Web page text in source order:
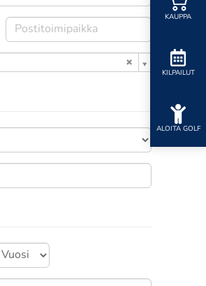
KAUPPA
KILPAILUT
ALOITA GOLF